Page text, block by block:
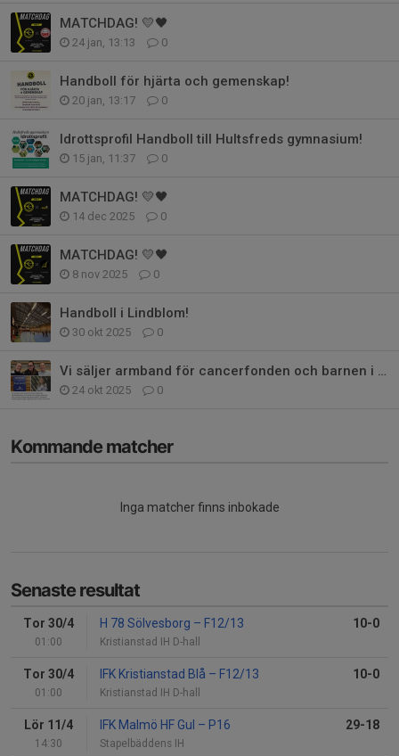
MATCHDAG! 💛🖤
24 jan, 13:13 0
Handboll för hjärta och gemenskap!
20 jan, 13:17 0
Idrottsprofil Handboll till Hultsfreds gymnasium!
15 jan, 11:37 0
MATCHDAG! 💛🖤
14 dec 2025 0
MATCHDAG! 💛🖤
8 nov 2025 0
Handboll i Lindblom!
30 okt 2025 0
Vi säljer armband för cancerfonden och barnen i Hultsfred!
24 okt 2025 0
Kommande matcher
Inga matcher finns inbokade
Senaste resultat
Tor 30/4
01:00
H 78 Sölvesborg – F12/13
Kristianstad IH D-hall
10-0
Tor 30/4
01:00
IFK Kristianstad Blå – F12/13
Kristianstad IH D-hall
10-0
Lör 11/4
14:30
IFK Malmö HF Gul – P16
Stapelbäddens IH
29-18